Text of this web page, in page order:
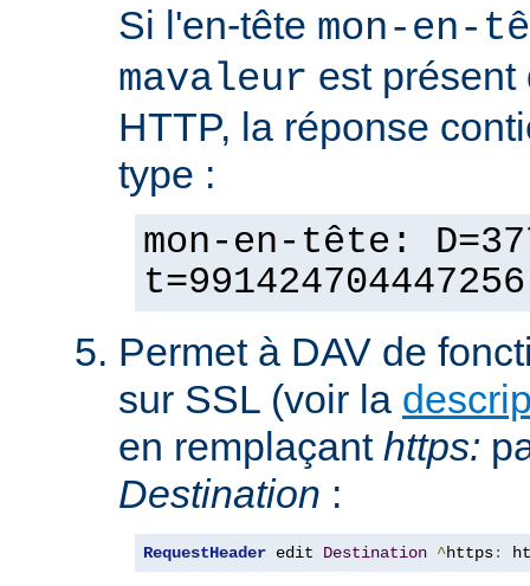
Si l'en-tête mon-en-
mavaleur est présent
HTTP, la réponse
type :
mon-en-tête:
Permet à DAV de
sur SSL (voir la
en remplaçant https:
Destination :
RequestHeader edit Destination ^https: